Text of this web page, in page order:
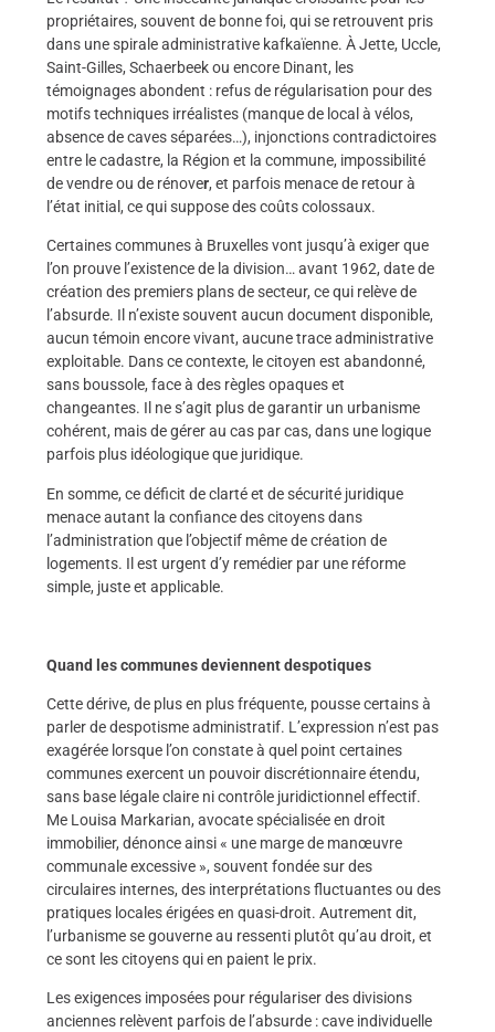
propriétaires, souvent de bonne foi, qui se retrouvent pris
dans une spirale administrative kafkaïenne. À Jette, Uccle,
Saint-Gilles, Schaerbeek ou encore Dinant, les
témoignages abondent : refus de régularisation pour des
motifs techniques irréalistes (manque de local à vélos,
absence de caves séparées…), injonctions contradictoires
entre le cadastre, la Région et la commune, impossibilité
de vendre ou de rénover, et parfois menace de retour à
l’état initial, ce qui suppose des coûts colossaux.
Certaines communes à Bruxelles vont jusqu’à exiger que
l’on prouve l’existence de la division… avant 1962, date de
création des premiers plans de secteur, ce qui relève de
l’absurde. Il n’existe souvent aucun document disponible,
aucun témoin encore vivant, aucune trace administrative
exploitable. Dans ce contexte, le citoyen est abandonné,
sans boussole, face à des règles opaques et
changeantes. Il ne s’agit plus de garantir un urbanisme
cohérent, mais de gérer au cas par cas, dans une logique
parfois plus idéologique que juridique.
En somme, ce déficit de clarté et de sécurité juridique
menace autant la confiance des citoyens dans
l’administration que l’objectif même de création de
logements. Il est urgent d’y remédier par une réforme
simple, juste et applicable.
Quand les communes deviennent despotiques
Cette dérive, de plus en plus fréquente, pousse certains à
parler de despotisme administratif. L’expression n’est pas
exagérée lorsque l’on constate à quel point certaines
communes exercent un pouvoir discrétionnaire étendu,
sans base légale claire ni contrôle juridictionnel effectif.
Me Louisa Markarian, avocate spécialisée en droit
immobilier, dénonce ainsi « une marge de manœuvre
communale excessive », souvent fondée sur des
circulaires internes, des interprétations fluctuantes ou des
pratiques locales érigées en quasi-droit. Autrement dit,
l’urbanisme se gouverne au ressenti plutôt qu’au droit, et
ce sont les citoyens qui en paient le prix.
Les exigences imposées pour régulariser des divisions
anciennes relèvent parfois de l’absurde : cave individuelle